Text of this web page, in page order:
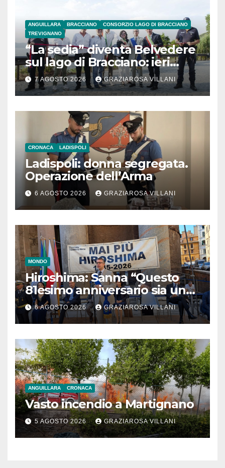
ANGUILLARA BRACCIANO
CONSORZIO LAGO DI BRACCIANO
TREVIGNANO
“La sedia” diventa Belvedere
sul lago di Bracciano: ieri
l’inaugurazione
7 AGOSTO 2026 GRAZIAROSA VILLANI
CRONACA LADISPOLI
Ladispoli: donna segregata.
Operazione dell’Arma
6 AGOSTO 2026 GRAZIAROSA VILLANI
MONDO
Hiroshima: Sanna “Questo
81esimo anniversario sia un
monito per tutti”
6 AGOSTO 2026 GRAZIAROSA VILLANI
ANGUILLARA CRONACA
Vasto incendio a Martignano
5 AGOSTO 2026 GRAZIAROSA VILLANI